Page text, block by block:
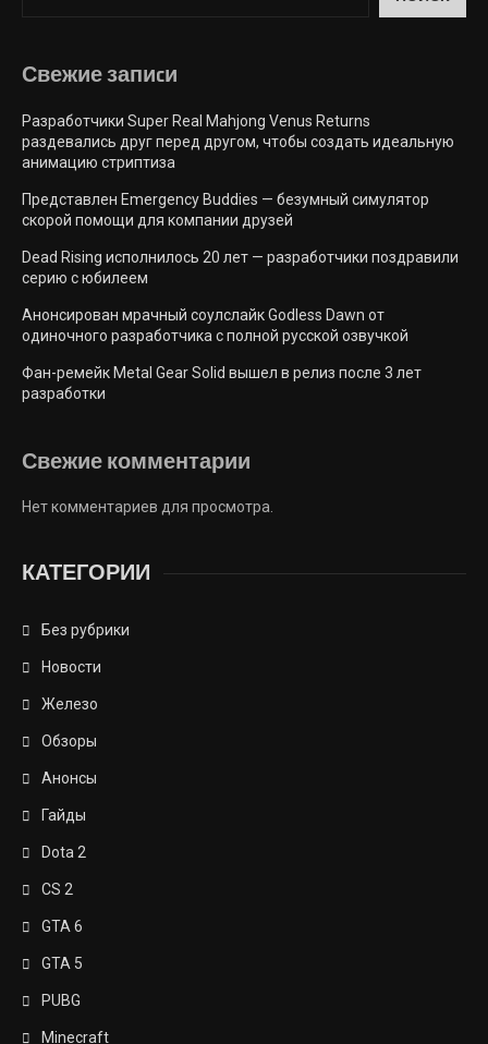
Свежие запиcи
Разработчики Super Real Mahjong Venus Returns
раздевались друг перед другом, чтобы создать идеальную
анимацию стриптиза
Представлен Emergency Buddies — безумный симулятор
скорой помощи для компании друзей
Dead Rising исполнилось 20 лет — разработчики поздравили
серию с юбилеем
Анонсирован мрачный соулслайк Godless Dawn от
одиночного разработчика с полной русской озвучкой
Фан-ремейк Metal Gear Solid вышел в релиз после 3 лет
разработки
Свежие комментарии
Нет комментариев для просмотра.
КАТЕГОРИИ
Без рубрики
Новости
Железо
Обзоры
Анонсы
Гайды
Dota 2
CS 2
GTA 6
GTA 5
PUBG
Minecraft